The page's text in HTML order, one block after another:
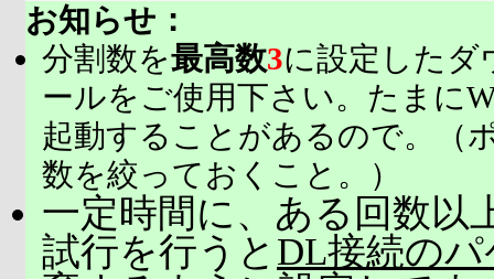
お知らせ：
分割数を最高数3に設定したダ
ールをご使用下さい。たまに
起動することがあるので。（
数を絞っておくこと。）
一定時間に、ある回数以
試行を行うと DL接続の